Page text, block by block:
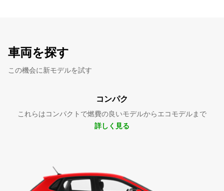
車両を探す
この機会に新モデルを試す
コンパク
これらはコンパクトで燃費の良いモデルからエコモデルまで
詳しく見る